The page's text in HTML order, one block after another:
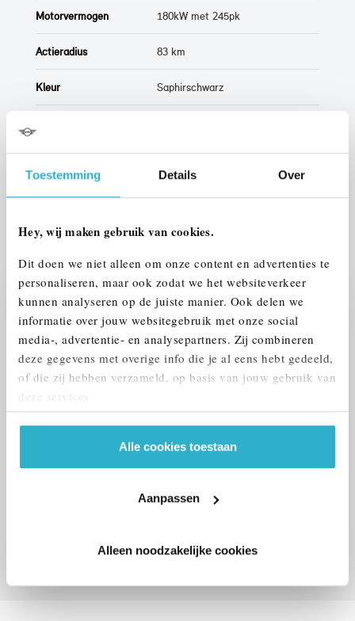
Toestemming Details Over
Hey, wij maken gebruik van cookies.
Dit doen we niet alleen om onze content en advertenties te
personaliseren, maar ook zodat we het websiteverkeer
kunnen analyseren op de juiste manier. Ook delen we
informatie over jouw websitegebruik met onze social
media-, advertentie- en analysepartners. Zij combineren
deze gegevens met overige info die je al eens hebt gedeeld,
of die zij hebben verzameld, op basis van jouw gebruik van
deze services.
Alle cookies toestaan
Aanpassen
Alleen noodzakelijke cookies
Stap 1 van 3
UW AUTO INRUILEN?
We verrekenen de waarde van uw auto
Motorvermogen 180kW met 245pk
Actieradius 83 km
Kleur Saphirschwarz